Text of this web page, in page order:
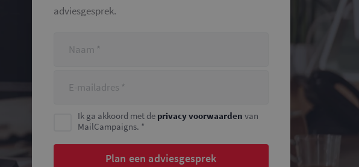
adviesgesprek.
Ik ga akkoord met de privacy voorwaarden van
MailCampaigns. *
Plan een adviesgesprek